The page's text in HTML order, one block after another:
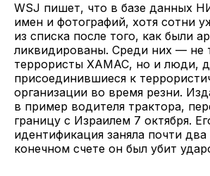
WSJ пишет, что в базе данных
имен и фотографий, хотя сотни
из списка после того, как были
ликвидированы. Среди них — не
террористы ХАМАС, но и люди,
присоединившиеся к
организации во время резни.
в пример водителя трактора,
границу с Израилем 7 октября.
идентификация заняла почти
конечном счете он был убит